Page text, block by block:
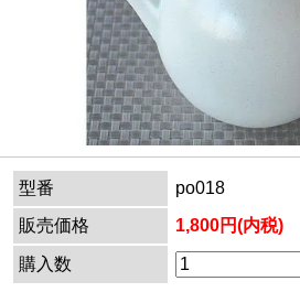
型番
po018
販売価格
1,800円(内税)
購入数